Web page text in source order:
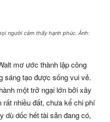
người cảm thấy hạnh phúc. Ảnh:
mơ ước thành lập công
sáng tạo được sống vui vẻ.
một trở ngại lớn bởi xây
nhiều đất, chưa kể chi phí
dù dốc hết tài sản đang có,